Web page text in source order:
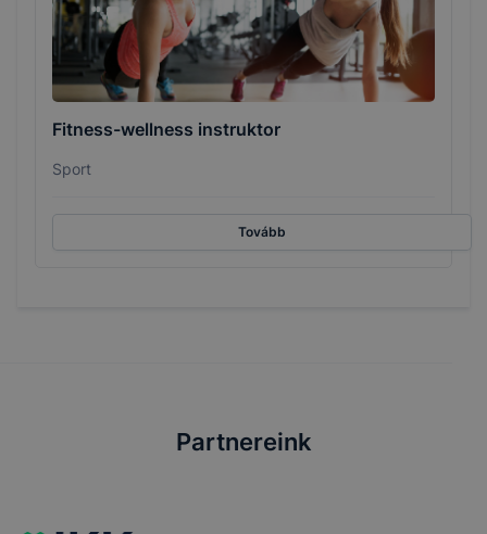
Fitness-wellness instruktor
Sport
Tovább
Partnereink